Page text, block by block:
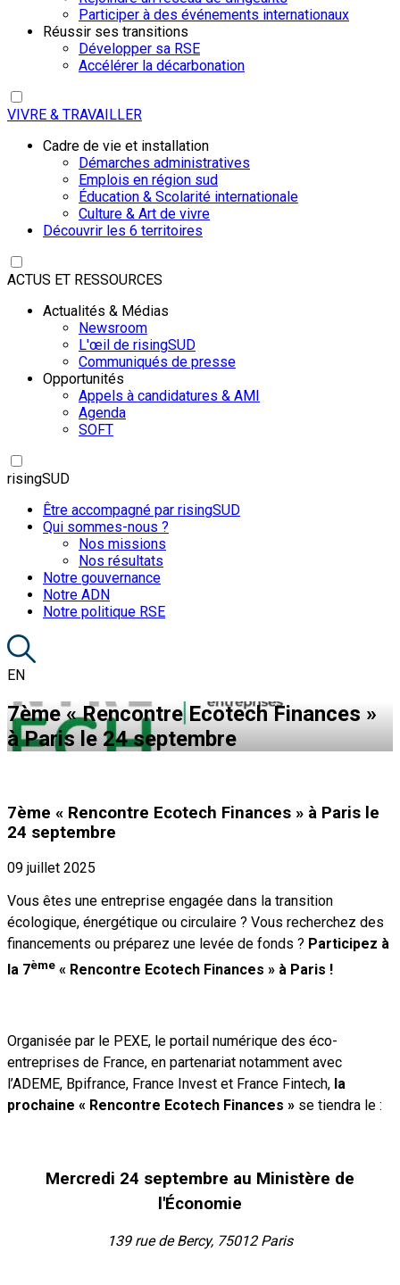
Participer à des événements internationaux
Réussir ses transitions
Développer sa RSE
Accélérer la décarbonation
VIVRE & TRAVAILLER
Cadre de vie et installation
Démarches administratives
Emplois en région sud
Éducation & Scolarité internationale
Culture & Art de vivre
Découvrir les 6 territoires
ACTUS ET RESSOURCES
Actualités & Médias
Newsroom
L'œil de risingSUD
Communiqués de presse
Opportunités
Appels à candidatures & AMI
Agenda
SOFT
risingSUD
Être accompagné par risingSUD
Qui sommes-nous ?
Nos missions
Nos résultats
Notre gouvernance
Notre ADN
Notre politique RSE
EN
7ème « Rencontre Ecotech Finances »
à Paris le 24 septembre
7ème « Rencontre Ecotech Finances » à Paris le
24 septembre
09 juillet 2025
Vous êtes une entreprise engagée dans la transition
écologique, énergétique ou circulaire ? Vous recherchez des
financements ou préparez une levée de fonds ? Participez à
la 7ème « Rencontre Ecotech Finances » à Paris !
Organisée par le PEXE, le portail numérique des éco-
entreprises de France, en partenariat notamment avec
l’ADEME, Bpifrance, France Invest et France Fintech, la
prochaine « Rencontre Ecotech Finances » se tiendra le :
Mercredi 24 septembre au Ministère de
l'Économie
139 rue de Bercy, 75012 Paris